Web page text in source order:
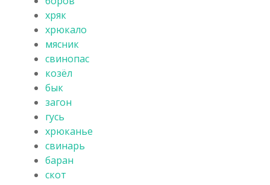
хряк
хрюкало
мясник
свинопас
козёл
бык
загон
гусь
хрюканье
свинарь
баран
скот